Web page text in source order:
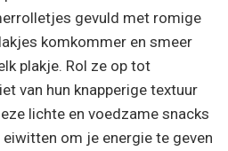
gevuld met romige
komkommer en smeer
plakje. Rol ze op tot
van hun knapperige textuur
lichte en voedzame snacks
om je energie te geven